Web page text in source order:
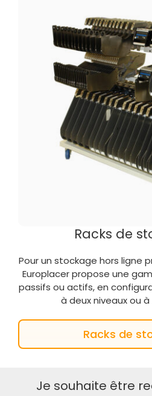
Racks de
Pour un stockage hors ligne
Europlacer propose une
passifs ou actifs, en
à deux niveaux ou
Racks de
Je souhaite être